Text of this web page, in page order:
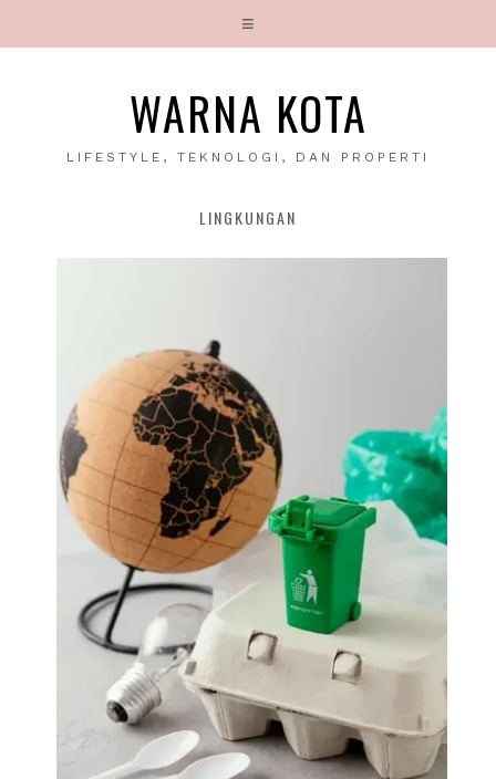
WARNA KOTA
LIFESTYLE, TEKNOLOGI, DAN PROPERTI
LINGKUNGAN